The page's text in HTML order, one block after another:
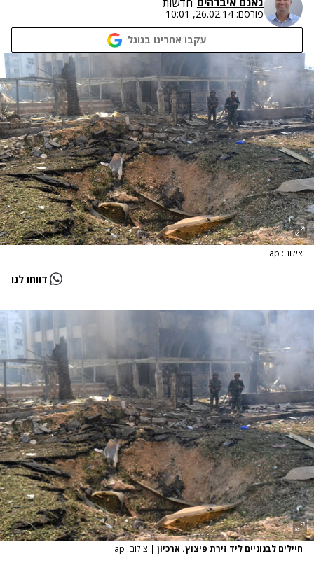
פורסם: 26.02.14, 10:01
עקבו אחרינו בגוגל
צילום: ap
דווחו לנו
חיילים לבנוניים ליד זירת פיצוץ. ארכיון | צילום: ap